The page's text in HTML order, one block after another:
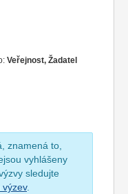
Veřejnost, Žadatel
znamená to,
vyhlášeny
sledujte
.